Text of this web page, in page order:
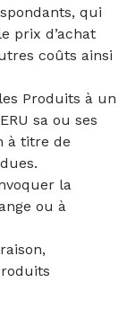
qui
prix d’achat
coûts ainsi
Produits à un
sa ou ses
à titre de
la
ou à